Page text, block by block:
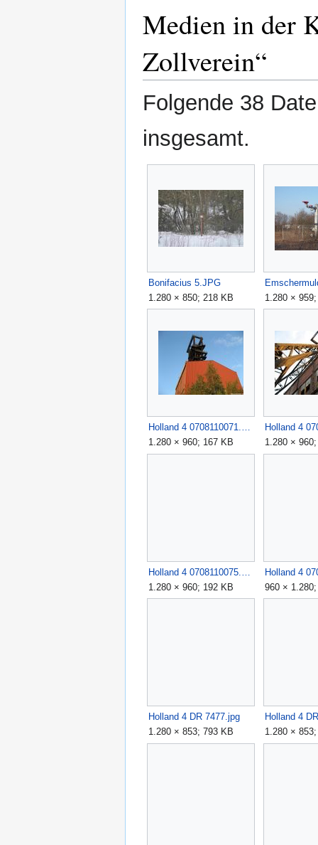
Medien in der
Zollverein“
Folgende 38
insgesamt.
Bonifacius 5.JPG
1.280 × 850; 218 KB
1.280 ×
Holland 4 0708110071.JPG
1.280 × 960; 167 KB
1.280 ×
1.280 × 960; 192 KB
960 ×
Holland 4 DR 7477.jpg
1.280 × 853; 793 KB
Holland 4
1.280 ×